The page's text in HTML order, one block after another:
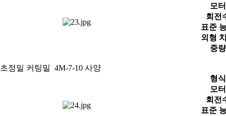
모터
회전
표준
외형
중량
초정밀 커팅밀 4M-7-10 사양
형식
모터
회전
표준